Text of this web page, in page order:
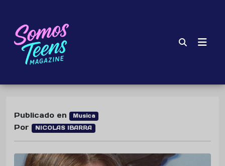
Publicado en Musica
Por NICOLAS IBARRA